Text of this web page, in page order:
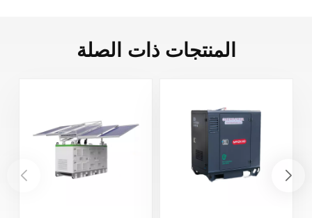
المنتجات ذات الصلة